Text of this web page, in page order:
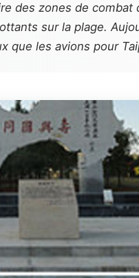
des zones de
sur la plage.
que les avions pour